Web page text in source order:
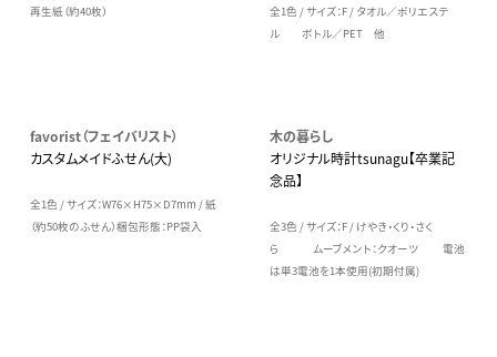
再生紙（約40枚）
全1色 / サイズ：F / タオル／ポリエステ
ル ボトル／PET 他
favorist（フェイバリスト）
カスタムメイドふせん(大)
全1色 / サイズ：W76×H75×D7mm / 紙
（約50枚のふせん）梱包形態：PP袋入
木の暮らし
オリジナル時計tsunagu【卒業記
念品】
全3色 / サイズ：F / けやき・くり・さく
ら ムーブメント：クオーツ 電池
は単3電池を1本使用(初期付属)